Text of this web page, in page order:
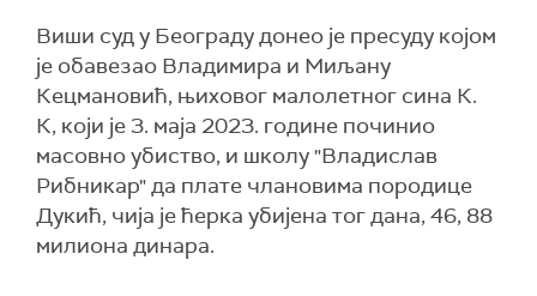
Виши суд у Београду донео је пресуду којом
је обавезао Владимира и Миљану
Кецмановић, њиховог малолетног сина К.
К, који је 3. маја 2023. године починио
масовно убиство, и школу "Владислав
Рибникар" да плате члановима породице
Дукић, чија је ћерка убијена тог дана, 46, 88
милиона динара.